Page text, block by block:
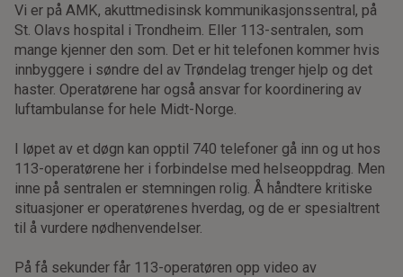
Vi er på AMK, akuttmedisinsk kommunikasjonssentral, på
St. Olavs hospital i Trondheim. Eller 113-sentralen, som
mange kjenner den som. Det er hit telefonen kommer hvis
innbyggere i søndre del av Trøndelag trenger hjelp og det
haster. Operatørene har også ansvar for koordinering av
luftambulanse for hele Midt-Norge.
I løpet av et døgn kan opptil 740 telefoner gå inn og ut hos
113-operatørene her i forbindelse med helseoppdrag. Men
inne på sentralen er stemningen rolig. Å håndtere kritiske
situasjoner er operatørenes hverdag, og de er spesialtrent
til å vurdere nødhenvendelser.
På få sekunder får 113-operatøren opp video av